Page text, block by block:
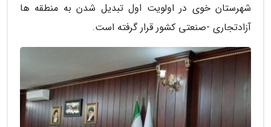
شهرستان خوی در اولویت اول تبدیل شدن به منطقه ها
آزادتجاری -صنعتی کشور قرار گرفته است.